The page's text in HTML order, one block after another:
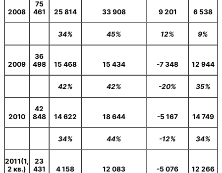
2008
75
461
25 814 33 908 9 201 6 538
34% 45% 12% 9%
2009
36
498
15 468 15 434 -7 348 12 944
42% 42% -20% 35%
2010
42
848
14 622 18 644 -5 167 14 749
34% 44% -12% 34%
2011(1,
2 кв.)
23
431
4 158 12 083 -5 076 12 266